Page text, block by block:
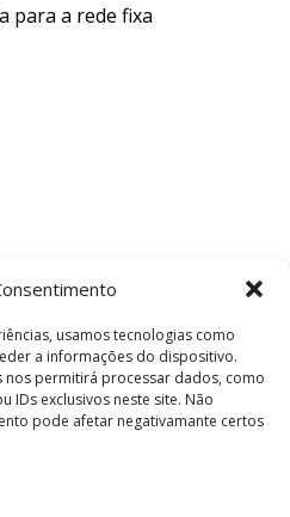
usamos tecnologias como
a informações do dispositivo.
nos permitirá processar dados, como
IDs exclusivos neste site. Não
pode afetar negativamante certos
para a rede fixa